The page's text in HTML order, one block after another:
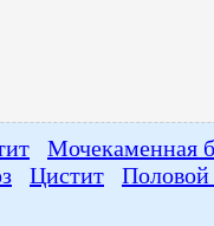
Мочекаменная
Цистит Половой